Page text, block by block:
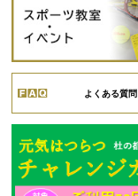
よくある質問